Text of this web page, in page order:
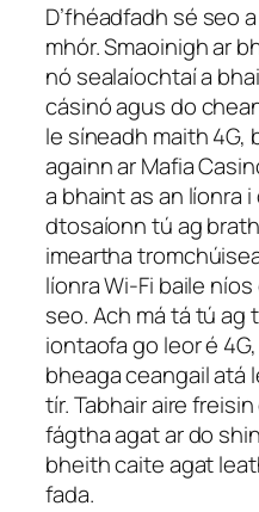
D’fhéadfadh sé seo
mhór. Smaoinigh ar
nó sealaíochtaí a
cásinó agus do
le síneadh maith 4G,
againn ar Mafia
a bhaint as an líonra
dtosaíonn tú ag
imeartha
líonra Wi-Fi baile
seo. Ach má tá tú ag
iontaofa go leor é
bheaga ceangail atá
tír. Tabhair aire
fágtha agat ar do
bheith caite agat
fada.